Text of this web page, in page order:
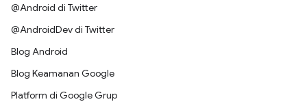
@Android di Twitter
@AndroidDev di Twitter
Blog Android
Blog Keamanan Google
Platform di Google Grup